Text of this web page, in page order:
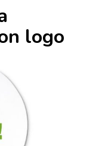
logo